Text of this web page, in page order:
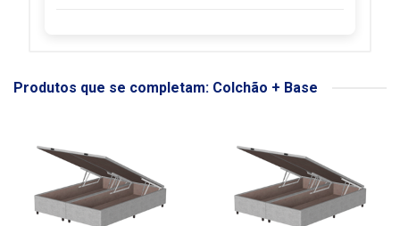
Produtos que se completam: Colchão + Base